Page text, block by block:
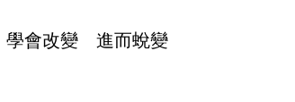
學會改變 進而蛻變